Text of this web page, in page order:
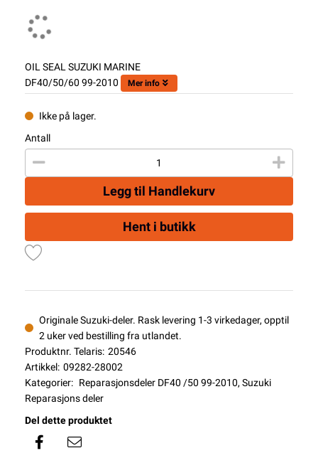
OIL SEAL SUZUKI MARINE
DF40/50/60 99-2010
Mer info
Ikke på lager.
Antall
Legg til Handlekurv
Hent i butikk
Originale Suzuki-deler. Rask levering 1-3 virkedager, opptil
2 uker ved bestilling fra utlandet.
Produktnr. Telaris: 20546
Artikkel: 09282-28002
Kategorier: Reparasjonsdeler DF40 /50 99-2010, Suzuki
Reparasjons deler
Del dette produktet